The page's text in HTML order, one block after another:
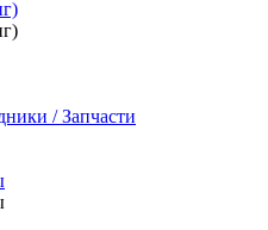
/ Запчасти